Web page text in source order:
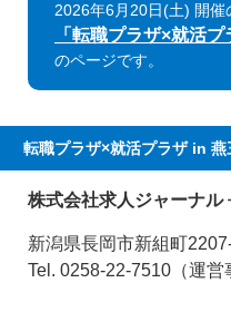
2026年6月20日(土) 開催
「転職プラザ×就活プ
のページです。
転職プラザ×就活プラザ in 燕
株式会社求人ジャーナル
新潟県長岡市新組町
Tel. 0258-22-7510（運営